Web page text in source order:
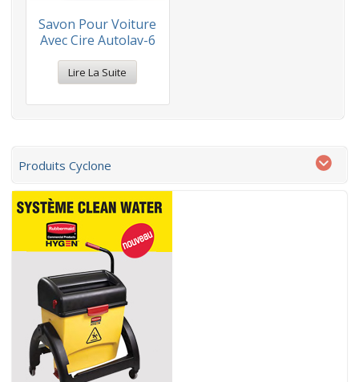
Savon Pour Voiture
Avec Cire Autolav-6
Lire La Suite
Produits Cyclone